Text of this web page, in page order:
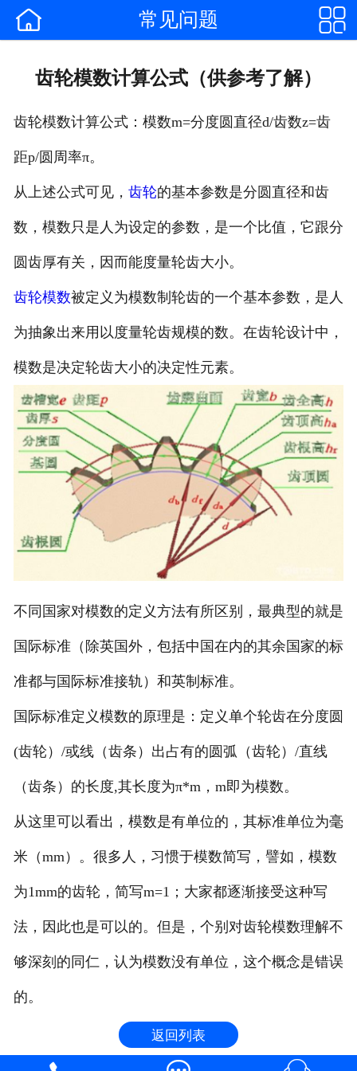
公司新闻
行业动态
 常见问题 
齿轮模数计算公式（供参考了解）
齿轮模数计算公式：模数m=分度圆直径d/齿数z=齿
距p/圆周率π。
从上述公式可见， 齿轮的基本参数是分圆直径和齿
数，模数只是人为设定的参数，是一个比值，它跟分
圆齿厚有关，因而能度量轮齿大小。
齿轮模数被定义为模数制轮齿的一个基本参数，是人
为抽象出来用以度量轮齿规模的数。在齿轮设计中，
模数是决定轮齿大小的决定性元素。
不同国家对模数的定义方法有所区别，最典型的就是
国际标准（除英国外，包括中国在内的其余国家的标
准都与国际标准接轨）和英制标准。
国际标准定义模数的原理是：定义单个轮齿在分度圆
(齿轮）/或线（齿条）出占有的圆弧（齿轮）/直线
（齿条）的长度,其长度为π*m，m即为模数。
从这里可以看出，模数是有单位的，其标准单位为毫
米（mm）。很多人，习惯于模数简写，譬如，模数
为1mm的齿轮，简写m=1；大家都逐渐接受这种写
法，因此也是可以的。但是，个别对齿轮模数理解不
够深刻的同仁，认为模数没有单位，这个概念是错误
的。
返回列表